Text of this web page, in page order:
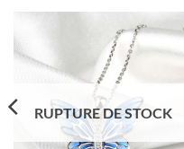
RUPTURE DE STOCK